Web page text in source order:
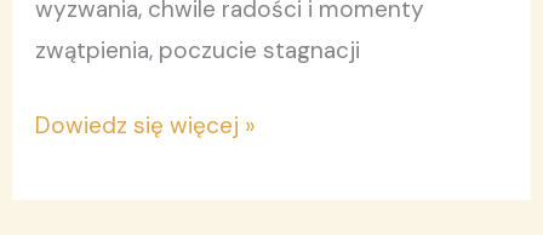
wyzwania, chwile radości i momenty
zwątpienia, poczucie stagnacji
Dowiedz się więcej »